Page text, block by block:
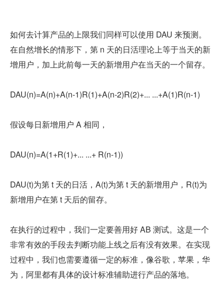
如何去计算产品的上限我们同样可以使用 DAU 来预测。
在自然增长的情形下，第 n 天的日活理论上等于当天的新
增用户，加上此前每一天的新增用户在当天的一个留存。
DAU(n)=A(n)+A(n-1)R(1)+A(n-2)R(2)+... ...+A(1)R(n-1)
假设每日新增用户 A 相同，
DAU(n)=A(1+R(1)+... ...+ R(n-1))
DAU(t)为第 t 天的日活，A(t)为第 t 天的新增用户，R(t)为
新增用户在第 t 天后的留存。
在执行的过程中，我们一定要善用好 AB 测试。这是一个
非常有效的手段去判断功能上线之后有没有效果。在实现
过程中，我们也需要遵循一定的标准，像谷歌，苹果，华
为，阿里都有具体的设计标准辅助进行产品的落地。